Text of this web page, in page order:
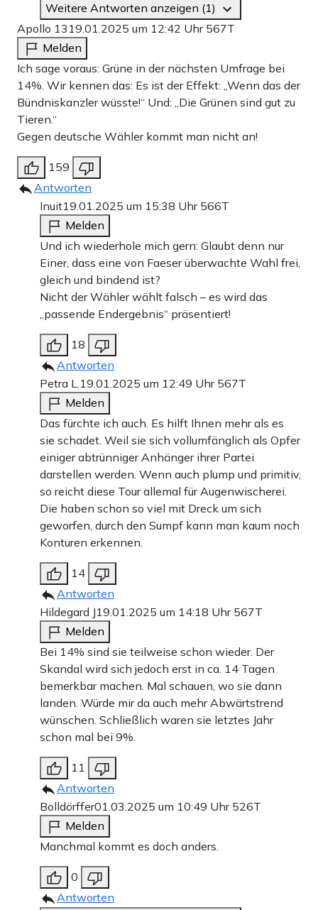
Weitere Antworten anzeigen (1)
Apollo 13 19.01.2025 um 12:42 Uhr 567T
Melden
Ich sage voraus: Grüne in der nächsten Umfrage bei
14%. Wir kennen das: Es ist der Effekt: „Wenn das der
Bündniskanzler wüsste!“ Und: „Die Grünen sind gut zu
Tieren.“
Gegen deutsche Wähler kommt man nicht an!
159
Antworten
Inuit19.01.2025 um 15:38 Uhr 566T
Melden
Und ich wiederhole mich gern: Glaubt denn nur
Einer, dass eine von Faeser überwachte Wahl frei,
gleich und bindend ist?
Nicht der Wähler wählt falsch – es wird das
„passende Endergebnis“ präsentiert!
18
Antworten
Petra L.19.01.2025 um 12:49 Uhr 567T
Melden
Das fürchte ich auch. Es hilft Ihnen mehr als es
sie schadet. Weil sie sich vollumfänglich als Opfer
einiger abtrünniger Anhänger ihrer Partei
darstellen werden. Wenn auch plump und primitiv,
so reicht diese Tour allemal für Augenwischerei.
Die haben schon so viel mit Dreck um sich
geworfen, durch den Sumpf kann man kaum noch
Konturen erkennen.
14
Antworten
Hildegard J19.01.2025 um 14:18 Uhr 567T
Melden
Bei 14% sind sie teilweise schon wieder. Der
Skandal wird sich jedoch erst in ca. 14 Tagen
bemerkbar machen. Mal schauen, wo sie dann
landen. Würde mir da auch mehr Abwärtstrend
wünschen. Schließlich waren sie letztes Jahr
schon mal bei 9%.
11
Antworten
Bolldörffer01.03.2025 um 10:49 Uhr 526T
Melden
Manchmal kommt es doch anders.
0
Antworten